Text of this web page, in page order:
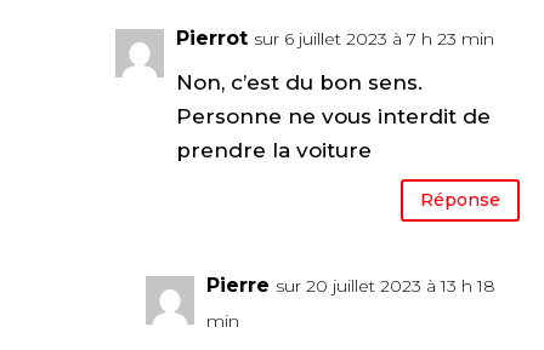
Pierrot sur 6 juillet 2023 à 7 h 23 min
Non, c’est du bon sens.
Personne ne vous interdit de
prendre la voiture
Réponse
Pierre sur 20 juillet 2023 à 13 h 18
min